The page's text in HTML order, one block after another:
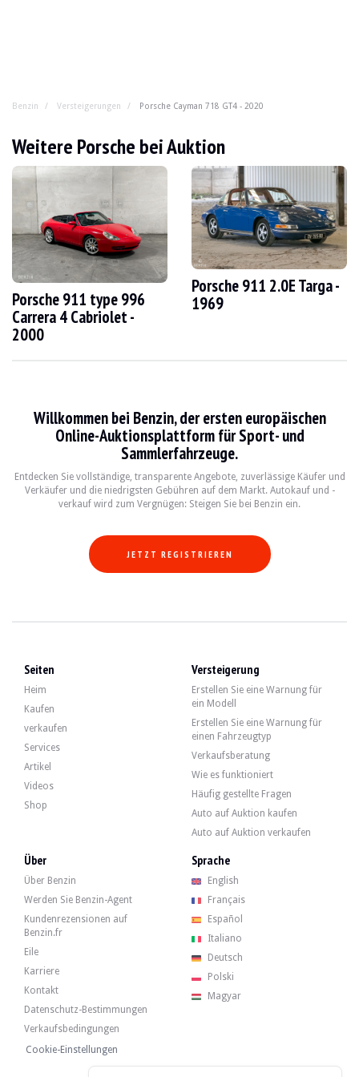
Benzin Versteigerungen Porsche Cayman 718 GT4 - 2020
Porsche Cayman 718 GT4 - 2020
Atmosphärisch, radikal, ohne protzig zu sein – der
JAHR 2020
KILOMETERSTAND 19.500 km
MOTOR 6 Zyl.
TREIBSTOFF Benzin
HUBRAUM 4.0 l
LEISTUNG
BOX
FARBE
Beschreibung
Dieser Porsche Cayman 718 GT4 aus dem Jahr 2020 mit italienischer
Außen gibt der Verkäufer an, dass sich das Fahrzeug in einem sehr guten
Der Motor ist ein 4,0-Liter-Boxermotor mit 420 PS. Der Verkäufer gibt an,
- 06.03.2023 bei 11.648 km: Regelmäßige Wartung bei Porsche (Filter, Öl,
- 08.04.2025 bei 17.272 km: Porsche-Inspektion und Wartung.
Das Fahrzeug verfügt über 4 GT4-Felgen in satiniertem Schwarz in sehr
Der Verkäufer ist ein Profi mit Sitz in Forlì (47121), Italien, und empfängt
Der Verkäufer wollte einen Mindestpreis festlegen.
Galerie
Weitere Porsche bei Auktion
Porsche 911 type 996
Carrera 4 Cabriolet -
2000
Porsche 911 2.0E Targa -
1969
Willkommen bei Benzin, der ersten europäischen
Online-Auktionsplattform für Sport- und
Sammlerfahrzeuge.
Entdecken Sie vollständige, transparente Angebote, zuverlässige Käufer und
Verkäufer und die niedrigsten Gebühren auf dem Markt. Autokauf und -
verkauf wird zum Vergnügen: Steigen Sie bei Benzin ein.
JETZT REGISTRIEREN
Seiten
Heim
Kaufen
verkaufen
Services
Artikel
Videos
Shop
Versteigerung
Erstellen Sie eine Warnung für
ein Modell
Erstellen Sie eine Warnung für
einen Fahrzeugtyp
Verkaufsberatung
Wie es funktioniert
Häufig gestellte Fragen
Auto auf Auktion kaufen
Auto auf Auktion verkaufen
Über
Über Benzin
Werden Sie Benzin-Agent
Kundenrezensionen auf
Benzin.fr
Eile
Karriere
Kontakt
Datenschutz-Bestimmungen
Verkaufsbedingungen
Cookie-Einstellungen
Sprache
English
Français
Español
Italiano
Deutsch
Polski
Magyar